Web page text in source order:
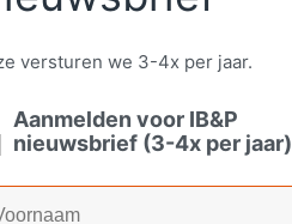
versturen we 3-4x per jaar.
Aanmelden voor IB&P
nieuwsbrief (3-4x per jaar)